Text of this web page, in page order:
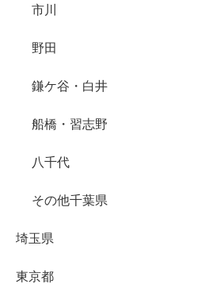
市川
野田
鎌ケ谷・白井
船橋・習志野
八千代
その他千葉県
埼玉県
東京都